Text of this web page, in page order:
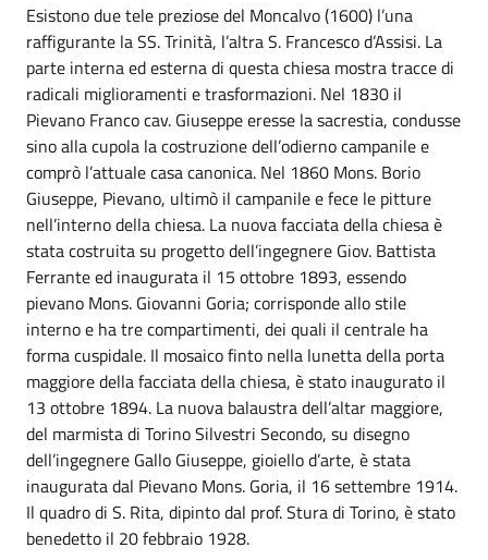
Esistono due tele preziose del Moncalvo (1600) l’una
raffigurante la SS. Trinità, l’altra S. Francesco d’Assisi. La
parte interna ed esterna di questa chiesa mostra tracce di
radicali miglioramenti e trasformazioni. Nel 1830 il
Pievano Franco cav. Giuseppe eresse la sacrestia, condusse
sino alla cupola la costruzione dell’odierno campanile e
comprò l’attuale casa canonica. Nel 1860 Mons. Borio
Giuseppe, Pievano, ultimò il campanile e fece le pitture
nell’interno della chiesa. La nuova facciata della chiesa è
stata costruita su progetto dell’ingegnere Giov. Battista
Ferrante ed inaugurata il 15 ottobre 1893, essendo
pievano Mons. Giovanni Goria; corrisponde allo stile
interno e ha tre compartimenti, dei quali il centrale ha
forma cuspidale. Il mosaico finto nella lunetta della porta
maggiore della facciata della chiesa, è stato inaugurato il
13 ottobre 1894. La nuova balaustra dell’altar maggiore,
del marmista di Torino Silvestri Secondo, su disegno
dell’ingegnere Gallo Giuseppe, gioiello d’arte, è stata
inaugurata dal Pievano Mons. Goria, il 16 settembre 1914.
Il quadro di S. Rita, dipinto dal prof. Stura di Torino, è stato
benedetto il 20 febbraio 1928.